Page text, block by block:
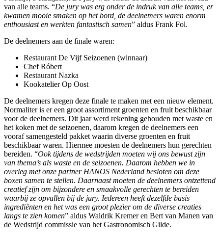
van alle teams. “De jury was erg onder de indruk van alle teams, er
kwamen mooie smaken op het bord, de deelnemers waren enorm
enthousiast en werkten fantastisch samen” aldus Frank Fol.
De deelnemers aan de finale waren:
Restaurant De Vijf Seizoenen (winnaar)
Chef Róbert
Restaurant Nazka
Kookatelier Op Oost
De deelnemers kregen deze finale te maken met een nieuw element.
Normaliter is er een groot assortiment groenten en fruit beschikbaar
voor de deelnemers. Dit jaar werd rekening gehouden met waste en
het koken met de seizoenen, daarom kregen de deelnemers een
vooraf samengesteld pakket waarin diverse groenten en fruit
beschikbaar waren. Hiermee moesten de deelnemers hun gerechten
bereiden. “Ook tijdens de wedstrijden moeten wij ons bewust zijn
van thema’s als waste en de seizoenen. Daarom hebben we in
overleg met onze partner HANOS Nederland besloten om deze
boxen samen te stellen. Daarnaast moeten de deelnemers ontzettend
creatief zijn om bijzondere en smaakvolle gerechten te bereiden
waarbij ze opvallen bij de jury. Iedereen heeft dezelfde basis
ingrediënten en het was een groot plezier om de diverse creaties
langs te zien komen” aldus Waldrik Kremer en Bert van Manen van
de Wedstrijd commissie van het Gastronomisch Gilde.